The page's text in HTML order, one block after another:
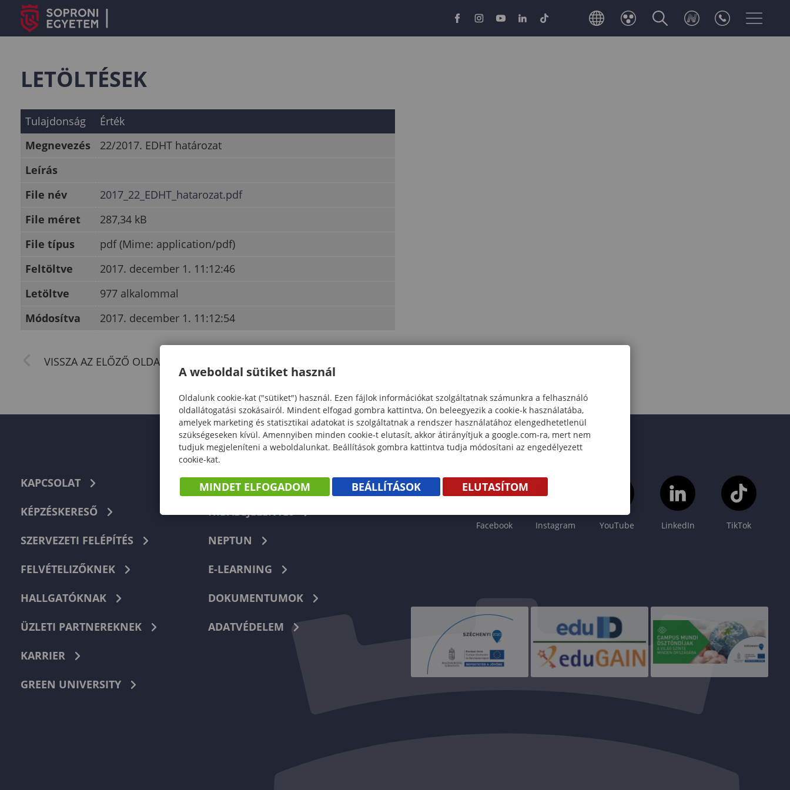
LETÖLTÉSEK
Tulajdonság
Érték
Megnevezés
22/2017. EDHT határozat
Leírás
File név
2017_22_EDHT_hatarozat.pdf
File méret
287,34 kB
File típus
pdf (Mime: application/pdf)
Feltöltve
2017. december 1. 11:12:46
Letöltve
977 alkalommal
Módosítva
2017. december 1. 11:12:54
KAPCSOLAT
KÉPZÉSKERESŐ
SZERVEZETI FELÉPÍTÉS
FELVÉTELIZŐKNEK
HALLGATÓKNAK
ÜZLETI PARTNEREKNEK
KARRIER
GREEN UNIVERSITY
TELEFONKÖNYV
HIBABEJELENTÉS
NEPTUN
E-LEARNING
DOKUMENTUMOK
ADATVÉDELEM
Facebook Instagram YouTube LinkedIn TikTok
A weboldal sütiket használ
Oldalunk cookie-kat ("sütiket") használ. Ezen fájlok információkat szolgáltatnak számunkra a felhasználó
oldallátogatási szokásairól. Mindent elfogad gombra kattintva, Ön beleegyezik a cookie-k használatába,
amelyek marketing és statisztikai adatokat is szolgáltatnak a rendszer használatához elengedhetetlenül
szükségeseken kívül. Amennyiben minden cookie-t elutasít, akkor átirányítjuk a google.com-ra, mert nem
tudjuk megjeleníteni a weboldalunkat. Beállítások gombra kattintva tudja módosítani az engedélyezett
cookie-kat.
MINDET ELFOGADOM BEÁLLÍTÁSOK ELUTASÍTOM